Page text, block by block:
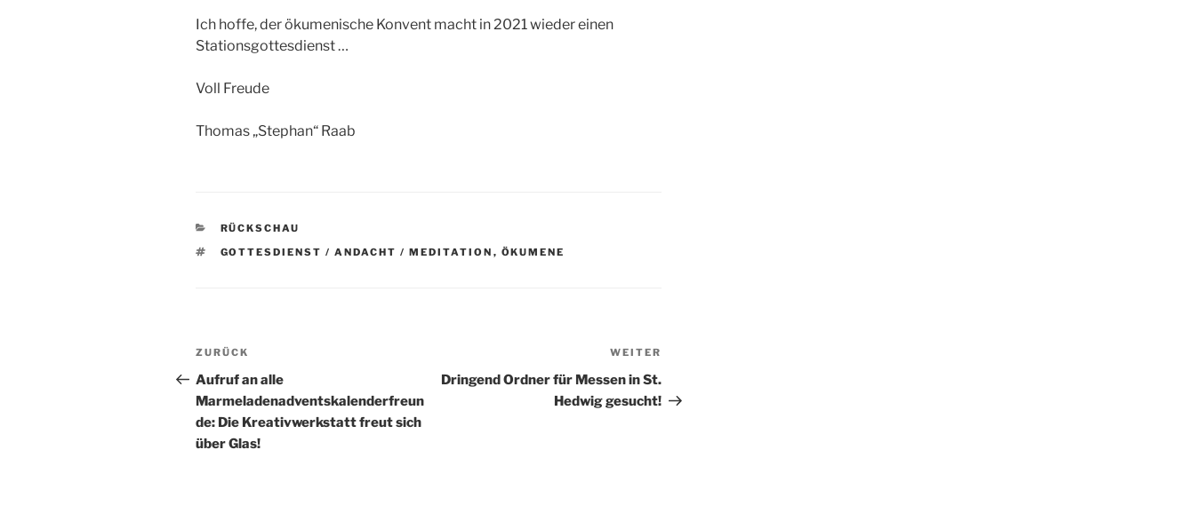
Ich hoffe, der ökumenische Konvent macht in 2021 wieder einen
Stationsgottesdienst …
Voll Freude
Thomas „Stephan“ Raab
KATEGORIEN
RÜCKSCHAU
SCHLAGWÖRTER
GOTTESDIENST / ANDACHT / MEDITATION , ÖKUMENE
Beitragsnavigation
Vorheriger
Beitrag
ZURÜCK
Aufruf an alle
Marmeladenadventskalenderfreun
de: Die Kreativwerkstatt freut sich
über Glas!
WEITER
Dringend Ordner für Messen in St.
Hedwig gesucht!